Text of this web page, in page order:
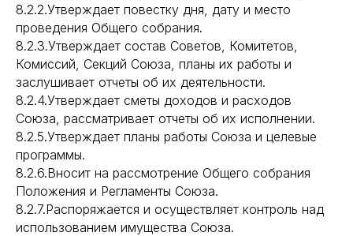
8.2.2.Утверждает повестку дня, дату и место
проведения Общего собрания.
8.2.3.Утверждает состав Советов, Комитетов,
Комиссий, Секций Союза, планы их работы и
заслушивает отчеты об их деятельности.
8.2.4.Утверждает сметы доходов и расходов
Союза, рассматривает отчеты об их исполнении.
8.2.5.Утверждает планы работы Союза и целевые
программы.
8.2.6.Вносит на рассмотрение Общего собрания
Положения и Регламенты Союза.
8.2.7.Распоряжается и осуществляет контроль над
использованием имущества Союза.